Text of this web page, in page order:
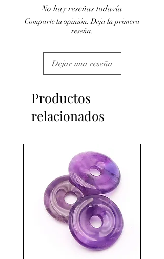
C'est un complément.
No hay reseñas todavía
Comparte tu opinión. Deja la primera
reseña.
Dejar una reseña
Productos
relacionados